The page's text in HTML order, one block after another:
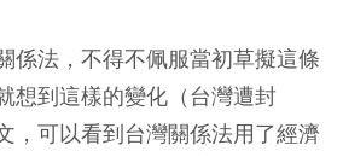
係法，不得不佩服當初草擬這條
想到這樣的變化（台灣遭封
，可以看到台灣關係法用了經濟